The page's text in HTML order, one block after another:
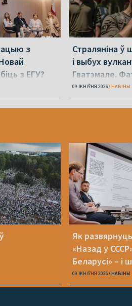
з
з ЕГУ?
Страляніна ў
і выбух
Гватэмале.
09 ЖНІЎНЯ 2026 НАВІНЫ
Як
«Назад у
Беларусі» – і
09 ЖНІЎНЯ 2026 НАВІНЫ